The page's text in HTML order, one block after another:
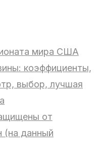
мира США
коэффициенты,
выбор, лучшая
от
(на данный